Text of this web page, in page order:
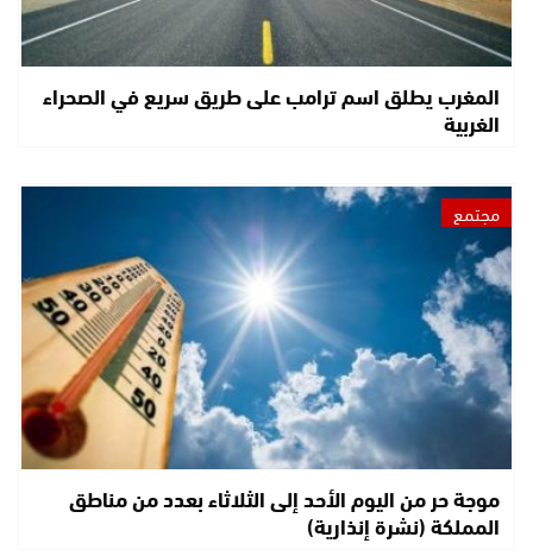
المغرب يطلق اسم ترامب على طريق سريع في الصحراء
الغربية
مجتمع
موجة حر من اليوم الأحد إلى الثلاثاء بعدد من مناطق
المملكة (نشرة إنذارية)